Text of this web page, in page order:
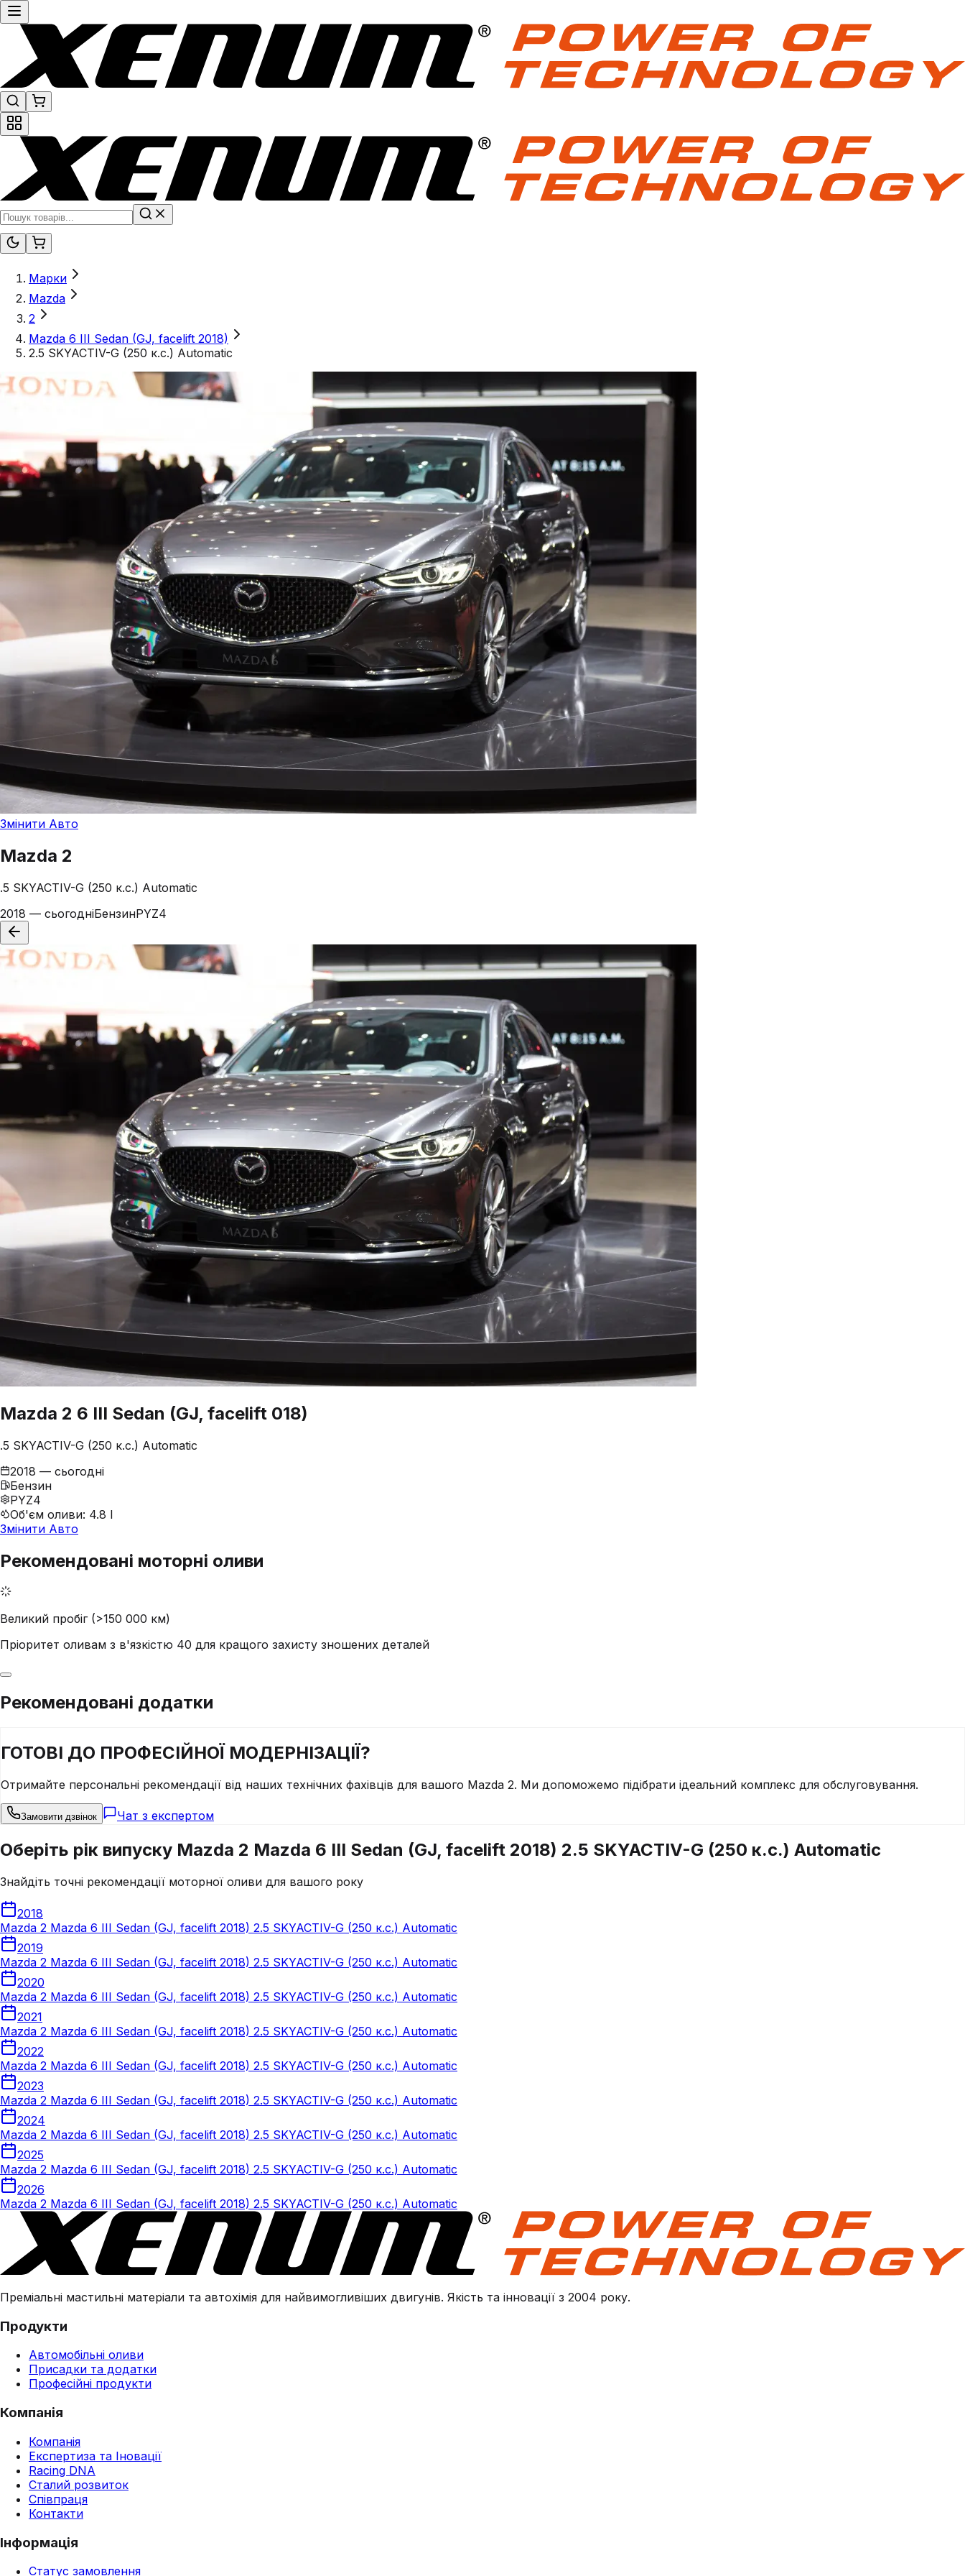
Марки
Mazda
2
Mazda 6 III Sedan (GJ, facelift 2018)
2.5 SKYACTIV-G (250 к.с.) Automatic
Змінити Авто
Mazda 2
.5 SKYACTIV-G (250 к.с.) Automatic
2018 — сьогодніБензинPYZ4
Mazda 2 6 III Sedan (GJ, facelift 018)
.5 SKYACTIV-G (250 к.с.) Automatic
2018 — сьогодні
Бензин
PYZ4
Об'єм оливи: 4.8 l
Змінити Авто
Рекомендовані моторні оливи
Великий пробіг (>150 000 км)
Пріоритет оливам з в'язкістю 40 для кращого захисту зношених деталей
Рекомендовані додатки
ГОТОВІ ДО ПРОФЕСІЙНОЇ МОДЕРНІЗАЦІЇ?
Отримайте персональні рекомендації від наших технічних фахівців для вашого Mazda 2. Ми допоможемо підібрати ідеальний комплекс для обслуговування.
Замовити дзвінок Чат з експертом
Оберіть рік випуску Mazda 2 Mazda 6 III Sedan (GJ, facelift 2018) 2.5 SKYACTIV-G (250 к.с.) Automatic
Знайдіть точні рекомендації моторної оливи для вашого року
2018
Mazda 2 Mazda 6 III Sedan (GJ, facelift 2018) 2.5 SKYACTIV-G (250 к.с.) Automatic
2019
Mazda 2 Mazda 6 III Sedan (GJ, facelift 2018) 2.5 SKYACTIV-G (250 к.с.) Automatic
2020
Mazda 2 Mazda 6 III Sedan (GJ, facelift 2018) 2.5 SKYACTIV-G (250 к.с.) Automatic
2021
Mazda 2 Mazda 6 III Sedan (GJ, facelift 2018) 2.5 SKYACTIV-G (250 к.с.) Automatic
2022
Mazda 2 Mazda 6 III Sedan (GJ, facelift 2018) 2.5 SKYACTIV-G (250 к.с.) Automatic
2023
Mazda 2 Mazda 6 III Sedan (GJ, facelift 2018) 2.5 SKYACTIV-G (250 к.с.) Automatic
2024
Mazda 2 Mazda 6 III Sedan (GJ, facelift 2018) 2.5 SKYACTIV-G (250 к.с.) Automatic
2025
Mazda 2 Mazda 6 III Sedan (GJ, facelift 2018) 2.5 SKYACTIV-G (250 к.с.) Automatic
2026
Mazda 2 Mazda 6 III Sedan (GJ, facelift 2018) 2.5 SKYACTIV-G (250 к.с.) Automatic
Преміальні мастильні матеріали та автохімія для найвимогливіших двигунів. Якість та інновації з 2004 року.
Продукти
Автомобільні оливи
Присадки та додатки
Професійні продукти
Компанія
Компанія
Експертиза та Іновації
Racing DNA
Сталий розвиток
Співпраця
Контакти
Інформація
Статус замовлення